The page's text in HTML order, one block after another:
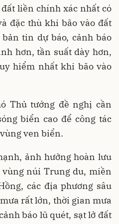
liền chính xác nhất có
đặc thù khi bão vào đất
tin dự báo, cảnh báo
hơn, tần suất dày hơn,
hiểm nhất khi bão vào
Thủ tướng đề nghị cần
biển cao để công tác
ven biển.
ảnh hưởng hoàn lưu
núi Trung du, miền
các địa phương sâu
rất lớn, thời gian mưa
báo lũ quét, sạt lở đất